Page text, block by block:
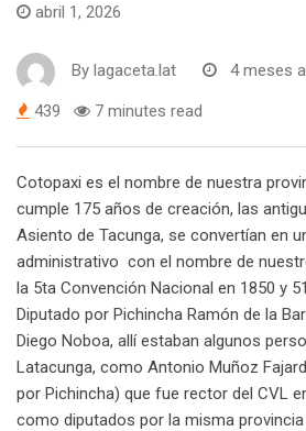
abril 1, 2026
By lagaceta.lat 4 meses
439 7 minutes read
Cotopaxi es el nombre de nuestra
cumple 175 años de creación, las
Asiento de Tacunga, se convertían en
administrativo con el nombre de
la 5ta Convención Nacional en 1850 y
Diputado por Pichincha Ramón de la
Diego Noboa, allí estaban algunos
Latacunga, como Antonio Muñoz
por Pichincha) que fue rector del CVL
como diputados por la misma